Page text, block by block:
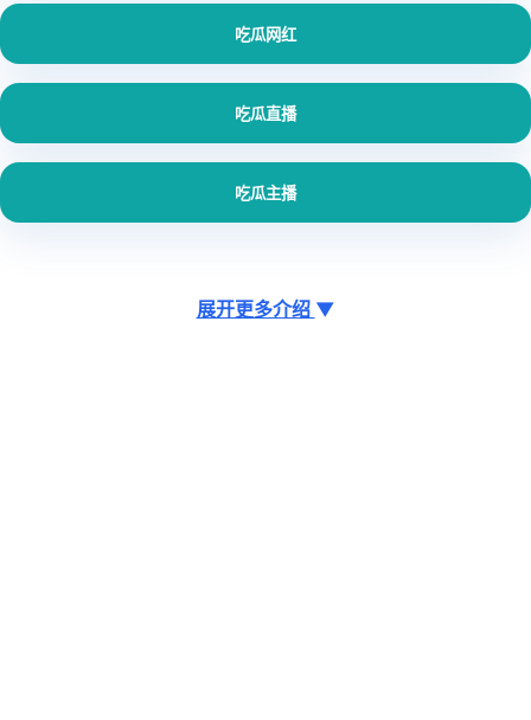
吃瓜网红
吃瓜直播
吃瓜主播
展开更多介绍 ▼